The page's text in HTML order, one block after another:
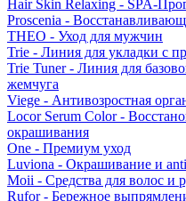
Hair Skin Relaxing - SPA-
Proscenia -
THEO - Уход для мужчин
Trie - Линия для укладки с
Trie Tuner - Линия для
жемчуга
Viege - Антивозростная
Locor Serum Color -
окрашивания
One - Премиум уход
Luviona - Окрашивание и
Moii - Средства для волос и
Rufor - Бережное